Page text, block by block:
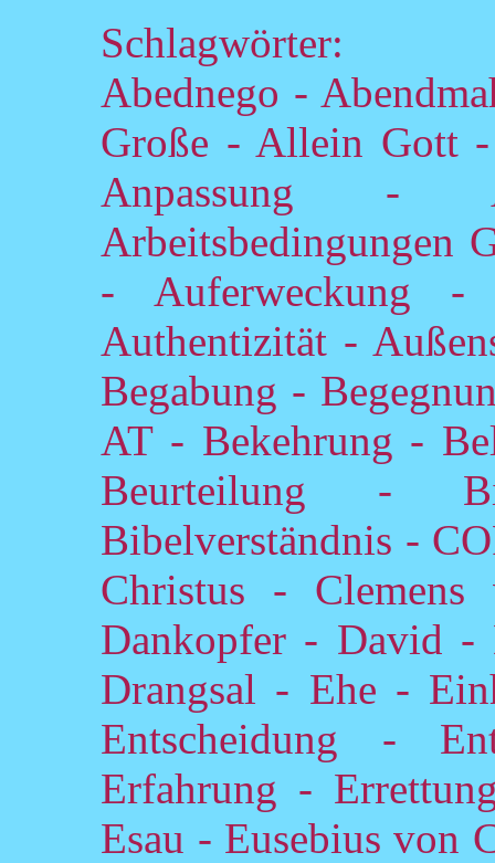
Schlagwörter:
Abednego -
Große - Allein Gott
Anpassung -
Arbeitsbedingungen
- Auferweckung -
Authentizität -
Begabung -
AT - Bekehrung -
Beurteilung -
Bibelverständnis -
Christus -
Dankopfer - David -
Drangsal - Ehe -
Entscheidung -
Erfahrung -
Esau - Eusebius von